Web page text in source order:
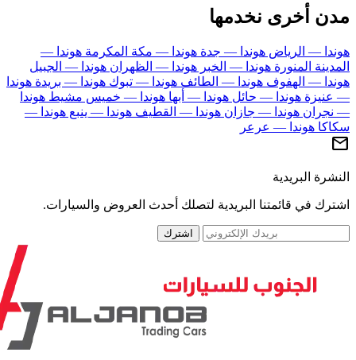
أخرى نخدمها
— الرياضهوندا — جدة هوندا — مكة المكرمةهوندا —
المنورةهوندا — الخبرهوندا — الظهرانهوندا — الجبيل
— الهفوفهوندا — الطائفهوندا — تبوكهوندا — بريدة هوندا
هوندا — حائلهوندا — أبهاهوندا — خميس مشيطهوندا
هوندا — جازانهوندا — القطيفهوندا — ينبع هوندا —
هوندا — عرعر
البريدية
في قائمتنا البريدية لتصلك أحدث العروض والسيارات.
اشترك